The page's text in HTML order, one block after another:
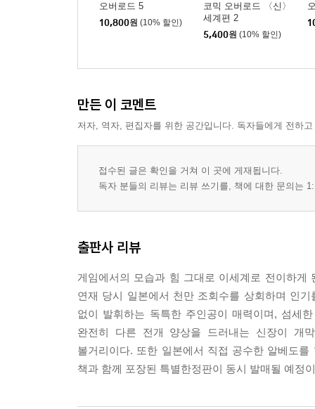
오버로드 5
10,800원 (10% 할인)
코믹 오버로드 〈신〉
세계편 2
5,400원 (10% 할인)
만든 이 코멘트
저자, 역자, 편집자를 위한 공간입니다. 독자들에게 전하
접수된 글은 확인을 거쳐 이 곳에 게재됩니다.
독자 분들의 리뷰는 리뷰 쓰기를, 책에 대한 문의는
출판사 리뷰
게임에서의 모습과 힘 그대로 이세계로 전이하
연재 당시 일본에서 천만 조회수를 상회하며 인
없이 발휘하는 독특한 주인공이 매력이며, 섬세
완전히 다른 전개 양상을 드러내는 신장이 개
볼거리이다. 또한 일본에서 직접 공수한 알베도
책과 함께 포장된 특별한정판이 동시 발매될 예정